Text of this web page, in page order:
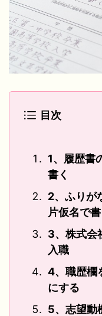
目次
1、履歴書
書く
2、ふりが
片仮名で書
3、株式会
入職
4、職歴欄
にする
5、志望動